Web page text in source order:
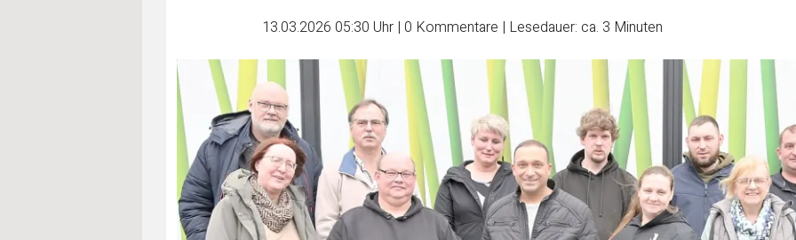
13.03.2026 05:30 Uhr | 0 Kommentare | Lesedauer: ca. 3 Minuten